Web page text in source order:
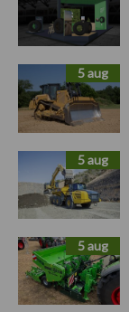
5 aug
5 aug
5 aug